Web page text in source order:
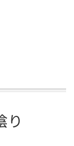
り